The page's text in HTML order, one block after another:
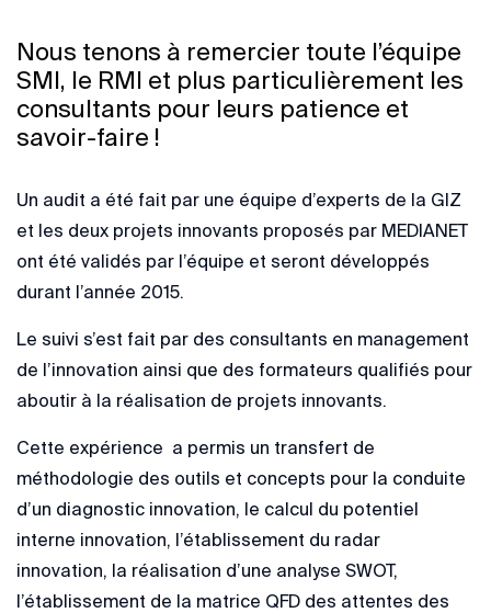
Nous tenons à remercier toute l’équipe
SMI, le RMI et plus particulièrement les
consultants pour leurs patience et
savoir-faire !
Un audit a été fait par une équipe d’experts de la GIZ
et les deux projets innovants proposés par MEDIANET
ont été validés par l’équipe et seront développés
durant l’année 2015.
Le suivi s’est fait par des consultants en management
de l’innovation ainsi que des formateurs qualifiés pour
aboutir à la réalisation de projets innovants.
Cette expérience a permis un transfert de
méthodologie des outils et concepts pour la conduite
d’un diagnostic innovation, le calcul du potentiel
interne innovation, l’établissement du radar
innovation, la réalisation d’une analyse SWOT,
l’établissement de la matrice QFD des attentes des